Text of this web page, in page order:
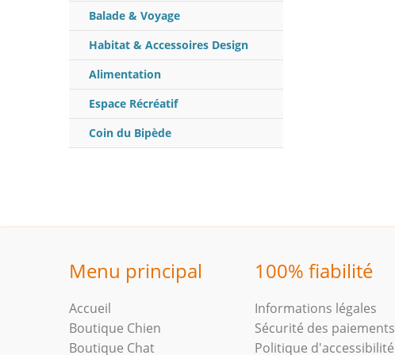
Balade & Voyage
Habitat & Accessoires Design
Alimentation
Espace Récréatif
Coin du Bipède
Menu principal
Accueil
Boutique Chien
Boutique Chat
100% fiabilité
Informations légales
Sécurité des paiements
Politique d'accessibilité